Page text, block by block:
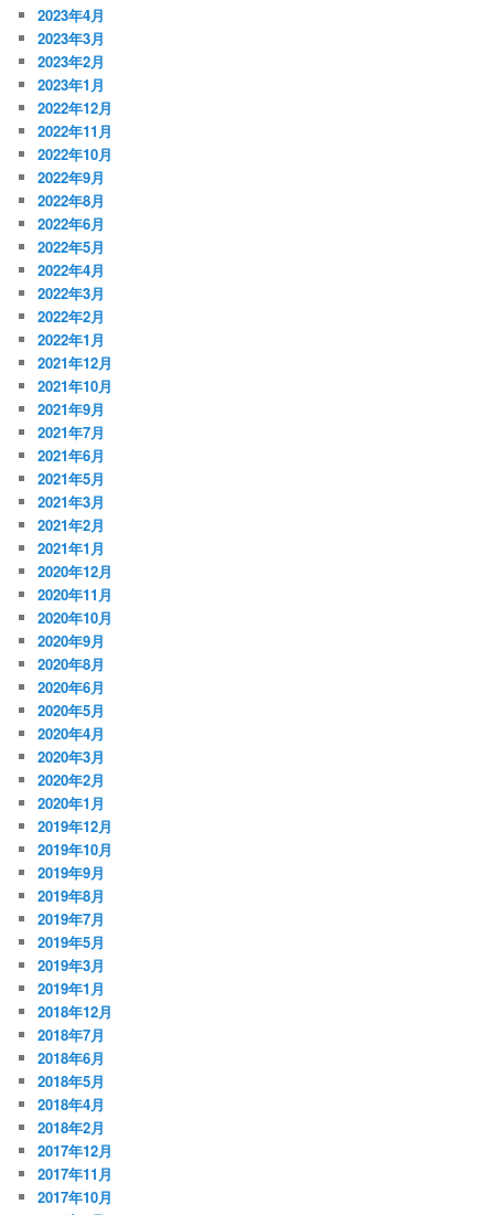
2023年4月
2023年3月
2023年2月
2023年1月
2022年12月
2022年11月
2022年10月
2022年9月
2022年8月
2022年6月
2022年5月
2022年4月
2022年3月
2022年2月
2022年1月
2021年12月
2021年10月
2021年9月
2021年7月
2021年6月
2021年5月
2021年3月
2021年2月
2021年1月
2020年12月
2020年11月
2020年10月
2020年9月
2020年8月
2020年6月
2020年5月
2020年4月
2020年3月
2020年2月
2020年1月
2019年12月
2019年10月
2019年9月
2019年8月
2019年7月
2019年5月
2019年3月
2019年1月
2018年12月
2018年7月
2018年6月
2018年5月
2018年4月
2018年2月
2017年12月
2017年11月
2017年10月